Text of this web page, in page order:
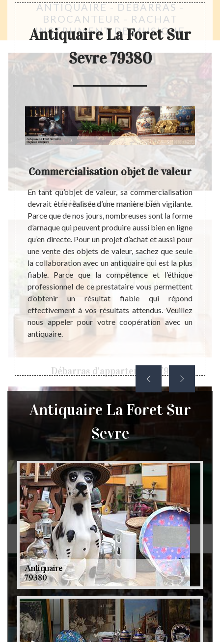
ANTIQUAIRE - DÉBARRAS -
BROCANTEUR - RACHAT
INSTRUMENT DE MUSIQUE
Débarras de maison 79
Débarras d'appartement 79
Débarras de grenier et cave 79
Antiquaire La Foret Sur
Sevre 79380
il est
de
juste
nous
une
bon
une
une
de
Commercialisation objet de valeur
En tant qu’objet de valeur, sa commercialisation
devrait être réalisée d’une manière bien vigilante.
Parce que de nos jours, nombreuses sont la forme
d’arnaque qui peuvent produire aussi bien en ligne
qu’en directe. Pour un projet d’achat et aussi pour
une vente des objets de valeur, sachez que seule
la collaboration avec un antiquaire qui est la plus
fiable. Parce que la compétence et l’éthique
professionnel de ce prestataire vous permettent
d’obtenir un résultat fiable qui répond
effectivement à vos résultats attendus. Veuillez
nous appeler pour votre coopération avec un
antiquaire.
peut
ne
qui
ravis
Antiquaire La Foret Sur
Sevre